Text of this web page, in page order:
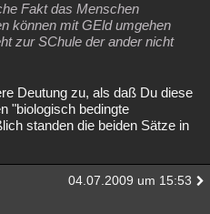
Fakt das Menschen
können mit GEld umgehen
zur SChule der ander nicht
Deutung zu, als daß Du diese
"biologisch bedingte
standen die beiden Sätze in
04.07.2009 um 15:53